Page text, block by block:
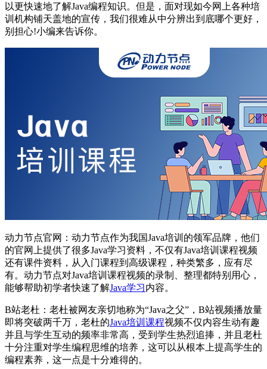
以更快速地了解Java编程知识。但是，面对现如今网上各种培
训机构铺天盖地的宣传，我们很难从中分辨出到底哪个更好，
别担心!小编来告诉你。
动力节点官网：动力节点作为我国Java培训的领军品牌，他们
的官网上提供了很多Java学习资料，不仅有Java培训课程视频
还有课件资料，从入门课程到高级课程，种类繁多，应有尽
有。动力节点对Java培训课程视频的录制、整理都特别用心，
能够帮助初学者快速了解Java学习内容。
B站老杜：老杜被网友亲切地称为“Java之父”，B站视频播放量
即将突破两千万，老杜的Java培训课程视频不仅内容生动有趣
并且与学生互动的频率非常高，受到学生热烈追捧，并且老杜
十分注重对学生编程思维的培养，这可以从根本上提高学生的
编程素养，这一点是十分难得的。